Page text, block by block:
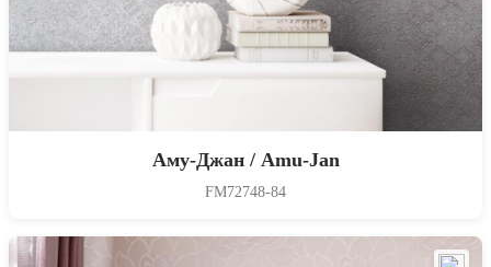
Аму-Джан / Amu-Jan
FM72748-84